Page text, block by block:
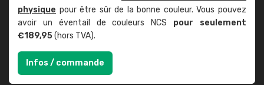
physique pour être sûr de la bonne couleur. Vous pouvez
avoir un éventail de couleurs NCS pour seulement
€189,95(hors TVA).
Infos / commande